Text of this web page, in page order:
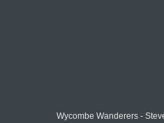
Wycombe Wanderers -